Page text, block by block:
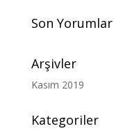
Son Yorumlar
Arşivler
Kasım 2019
Kategoriler